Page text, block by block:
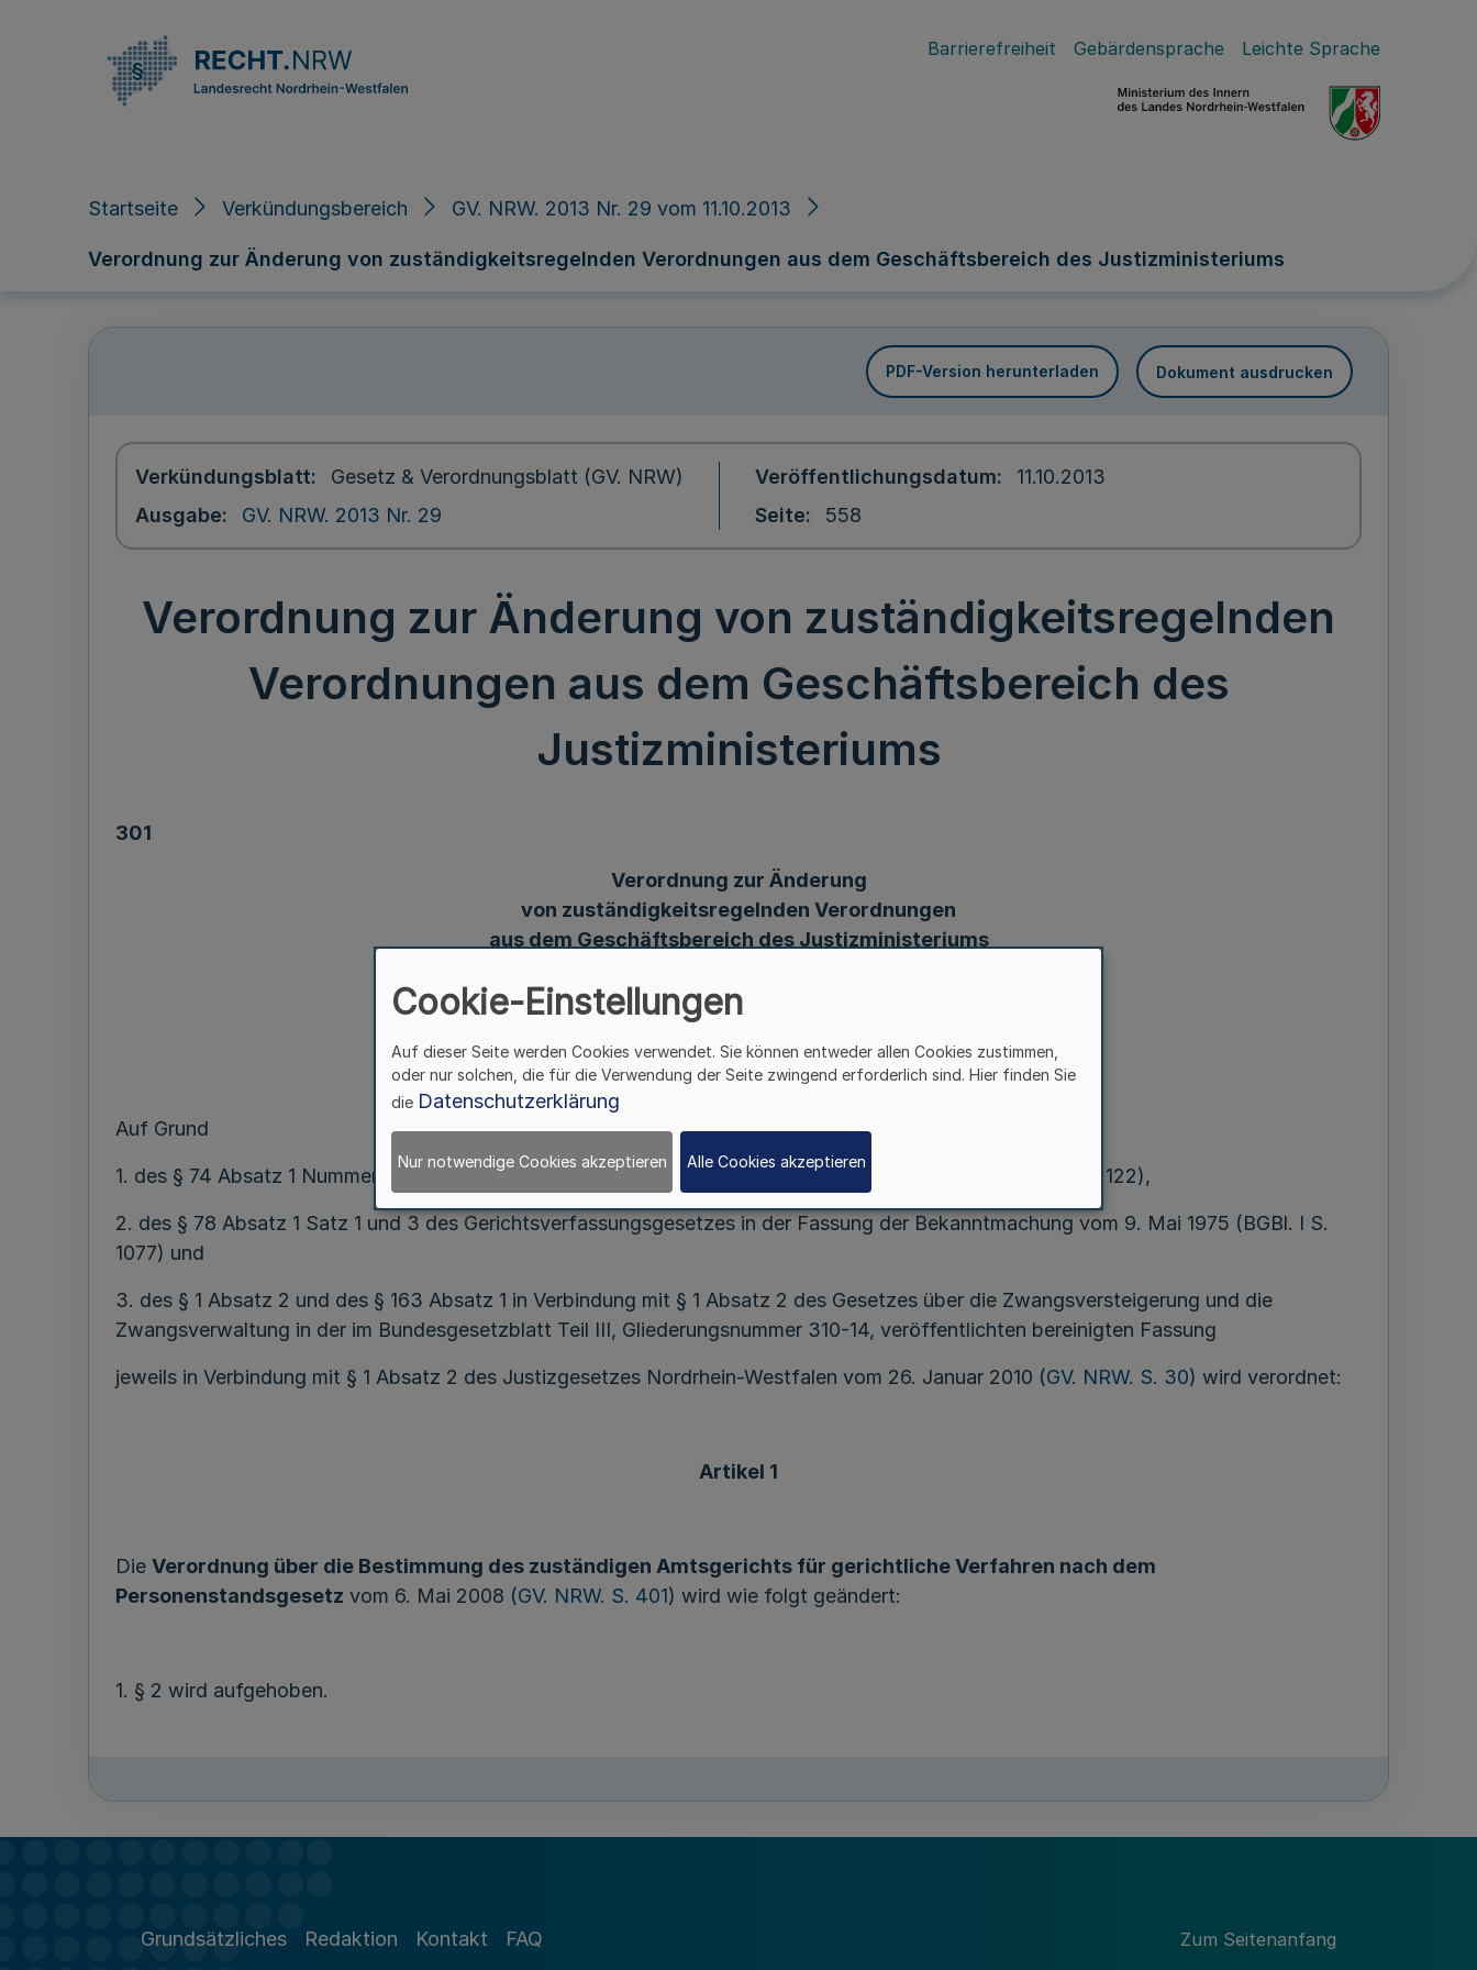
Barrierefreiheit Gebärdensprache Leichte Sprache
Startseite Verkündungsbereich GV. NRW. 2013 Nr. 29 vom 11.10.2013
Verordnung zur Änderung von zuständigkeitsregelnden Verordnungen aus dem Geschäftsbereich des Justizministeriums
PDF-Version herunterladen Dokument ausdrucken
Verkündungsblatt
Gesetz & Verordnungsblatt (GV. NRW)
Ausgabe
GV. NRW. 2013 Nr. 29
Veröffentlichungsdatum
11.10.2013
Seite
558
Verordnung zur Änderung von zuständigkeitsregelnden
Verordnungen aus dem Geschäftsbereich des
Justizministeriums
301
Verordnung zur Änderung
von zuständigkeitsregelnden Verordnungen
aus dem Geschäftsbereich des Justizministeriums
Auf Grund
1. des § 74 Absatz 1 Nummer 6 und Absatz 2 des Personenstandsgesetzes vom 19. Februar 2007 (BGBl. I S. 122),
2. des § 78 Absatz 1 Satz 1 und 3 des Gerichtsverfassungsgesetzes in der Fassung der Bekanntmachung vom 9. Mai 1975 (BGBl. I S.
1077) und
3. des § 1 Absatz 2 und des § 163 Absatz 1 in Verbindung mit § 1 Absatz 2 des Gesetzes über die Zwangsversteigerung und die
Zwangsverwaltung in der im Bundesgesetzblatt Teil III, Gliederungsnummer 310-14, veröffentlichten bereinigten Fassung
jeweils in Verbindung mit § 1 Absatz 2 des Justizgesetzes Nordrhein-Westfalen vom 26. Januar 2010 (GV. NRW. S. 30) wird verordnet:
Artikel 1
Die Verordnung über die Bestimmung des zuständigen Amtsgerichts für gerichtliche Verfahren nach dem
Personenstandsgesetz vom 6. Mai 2008 (GV. NRW. S. 401) wird wie folgt geändert:
1. § 2 wird aufgehoben.
a) Die Absätze 2 und 3 werden aufgehoben.
c) Nach Satz 1 wird der folgende Satz angefügt: „Sie tritt am 31. Dezember 2018 außer Kraft.“
Grundsätzliches Redaktion Kontakt FAQ Zum Seitenanfang
Cookie-Einstellungen
Auf dieser Seite werden Cookies verwendet. Sie können entweder allen Cookies zustimmen,
oder nur solchen, die für die Verwendung der Seite zwingend erforderlich sind. Hier finden Sie
die Datenschutzerklärung
Nur notwendige Cookies akzeptieren Alle Cookies akzeptieren